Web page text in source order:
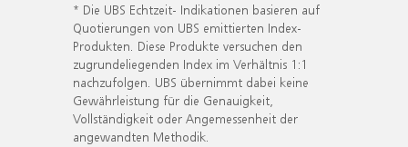
* Die UBS Echtzeit- Indikationen basieren auf
Quotierungen von UBS emittierten Index-
Produkten. Diese Produkte versuchen den
zugrundeliegenden Index im Verhältnis 1:1
nachzufolgen. UBS übernimmt dabei keine
Gewährleistung für die Genauigkeit,
Vollständigkeit oder Angemessenheit der
angewandten Methodik.